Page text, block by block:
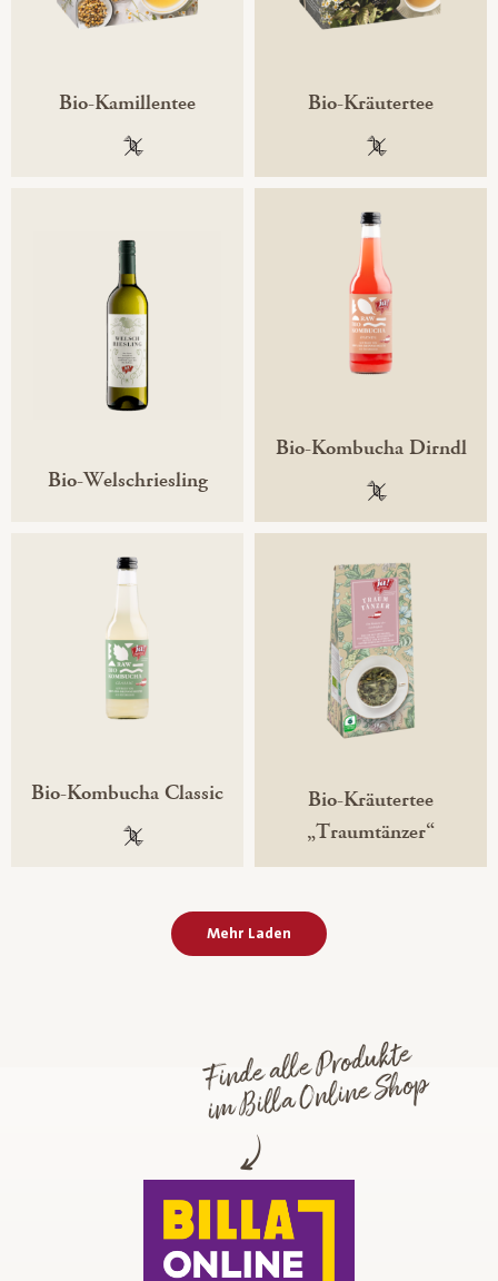
Bio-Kamillentee
100 % gentechnikfrei
Bio-Kräutertee
100 %
Bio-Welschriesling
Bio-Kombucha Dirndl
100 %
Bio-Kombucha Classic
100 % gentechnikfrei
Bio-Kräutertee
„Traumtänzer“
Mehr Laden
Finde alle Produkte
im Billa Online Shop